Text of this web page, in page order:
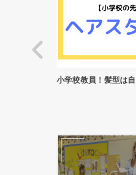
【授業力up】小学校